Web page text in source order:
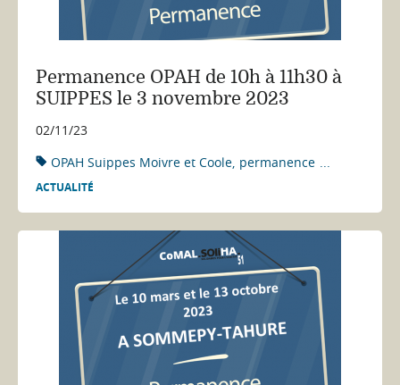
Permanence OPAH de 10h à 11h30 à
SUIPPES le 3 novembre 2023
02/11/23
OPAH Suippes Moivre et Coole permanence ...
ACTUALITÉ